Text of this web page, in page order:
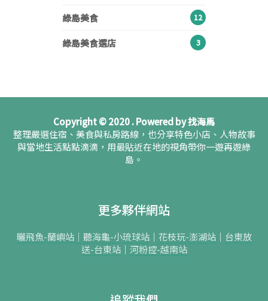
綠島美食 12
綠島美食選店 3
Copyright © 2020 . Powered by 找海馬
整理嚴選住宿、美食與私房路線，也分享特色小店、人物故事
與當地生活點點滴滴，用最貼近在地的視角帶你一遊再遊綠
島。
更多夥伴網站
曬飛魚-蘭嶼站｜ 聽海龜-小琉球站｜ 花枝玩-澎湖站｜ 台東放
送-台東站｜ 河粉控-越南站